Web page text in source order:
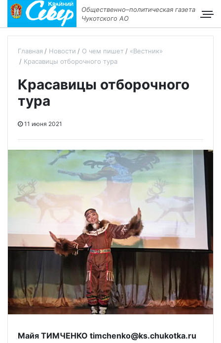
Общественно–политическая газета
Чукотского АО
Главная Новости О чем пишет
«Вестник»
Красавицы отборочного тура
Красавицы отборочного
тура
11 июня 2021
Майя ТИМЧЕНКО timchenko@ks.chukotka.ru